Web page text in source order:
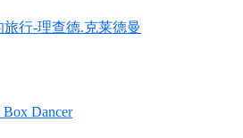
行-理查德.克莱德曼
Dancer